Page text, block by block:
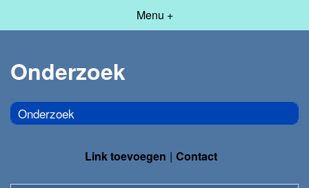
Menu +
Onderzoek
Onderzoek
Link toevoegen Contact